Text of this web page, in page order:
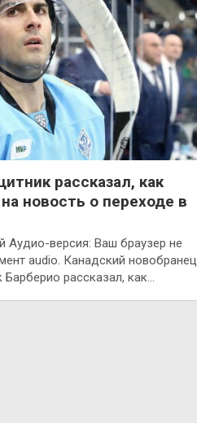
рассказал, как
новость о переходе в
Аудио-версия: Ваш браузер не
audio. Канадский новобранец
Барберио рассказал, как…